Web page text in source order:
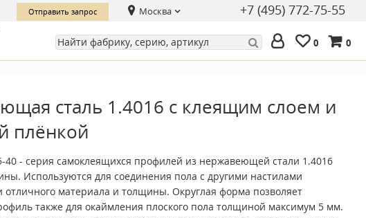
Отправить запрос Москва +7 (495) 772-75-55
0 0
сталь 1.4016 с клеящим слоем и
плёнкой
40 - серия самоклеящихся профилей из нержавеющей стали 1.4016
Используются для соединения пола с другими настилами
отличного материала и толщины. Округлая форма позволяет
также для окаймления плоского пола толщиной максимум 5 мм.